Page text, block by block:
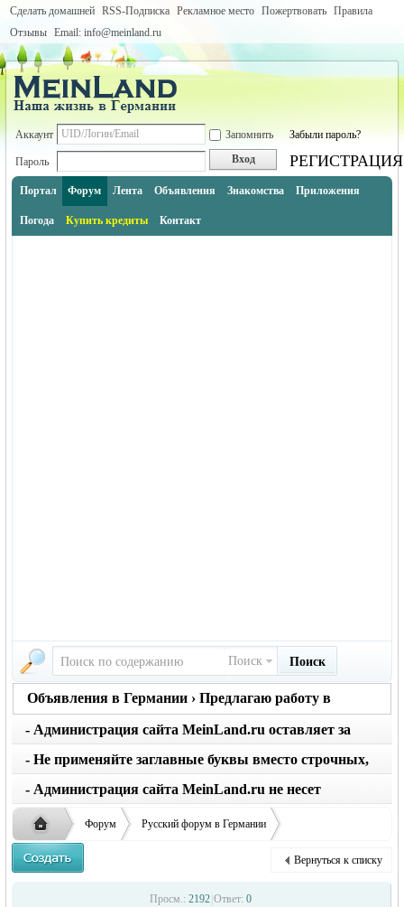
Сделать домашней RSS-Подписка Рекламное место Пожертвовать Правила
Отзывы Email: info@meinland.ru
Аккаунт Запомнить Забыли пароль?
Пароль Вход РЕГИСТРАЦИЯ
Портал Форум Лента Объявления Знакомства Приложения
Погода Купить кредиты Контакт
Поиск Поиск
Объявления в Германии › Предлагаю работу в
Германии
- Администрация сайта MeinLand.ru оставляет за
собой право редактировать объявление, не искажая
его смысл
- Не применяйте заглавные буквы вместо строчных,
последует удаление объявления
- Администрация сайта MeinLand.ru не несет
ответственности за содержание размещенных
объявлений
Форум Русский форум в Германии
Объявления в Германии Предлагаю работу в Германии
Ищем работника на склад в Werder-Havel
Вернуться к списку
Просм.: 2192 Ответ: 0